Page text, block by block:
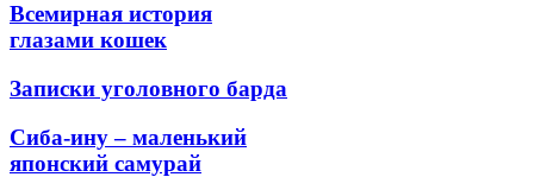
Всемирная история
глазами кошек
Записки уголовного барда
Сиба-ину – маленький
японский самурай